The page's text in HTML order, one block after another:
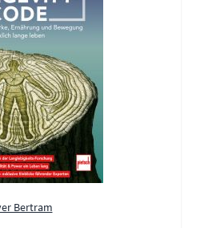
Bertram